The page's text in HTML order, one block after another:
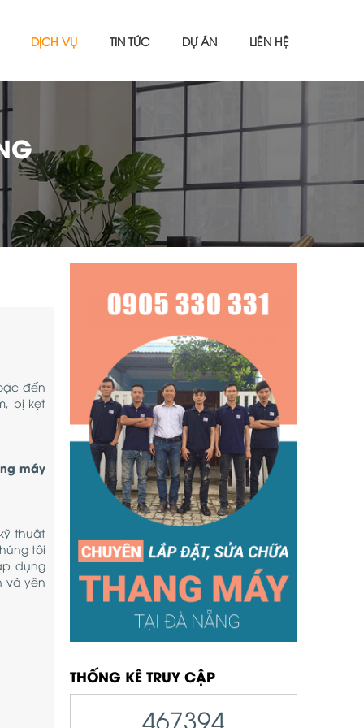
DỊCH VỤ TIN TỨC DỰ ÁN LIÊN HỆ
đến
bị kẹt
máy
thuật
tôi
dụng
và yên
THỐNG KÊ TRUY CẬP
467394